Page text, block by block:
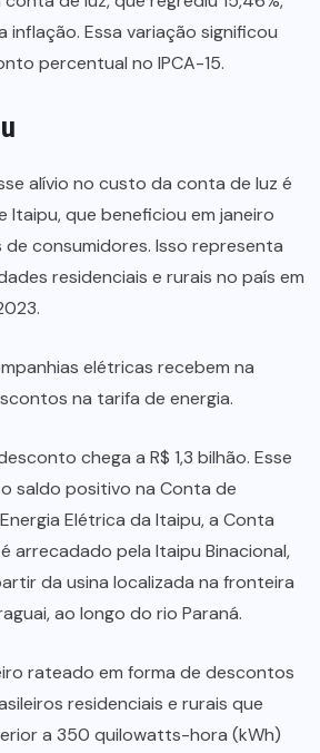
inflação. Essa variação significou
percentual no IPCA-15.
alívio no custo da conta de luz é
Itaipu, que beneficiou em janeiro
de consumidores. Isso representa
residenciais e rurais no país em
elétricas recebem na
na tarifa de energia.
chega a R$ 1,3 bilhão. Esse
saldo positivo na Conta de
Elétrica da Itaipu, a Conta
arrecadado pela Itaipu Binacional,
da usina localizada na fronteira
ao longo do rio Paraná.
rateado em forma de descontos
residenciais e rurais que
a 350 quilowatts-hora (kWh)